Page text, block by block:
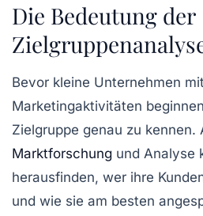
Die Bedeutung der
Bevor kleine Unternehmen
Marketingaktivitäten
Zielgruppe genau zu kennen.
Marktforschung und Analyse
herausfinden, wer ihre
und wie sie am besten